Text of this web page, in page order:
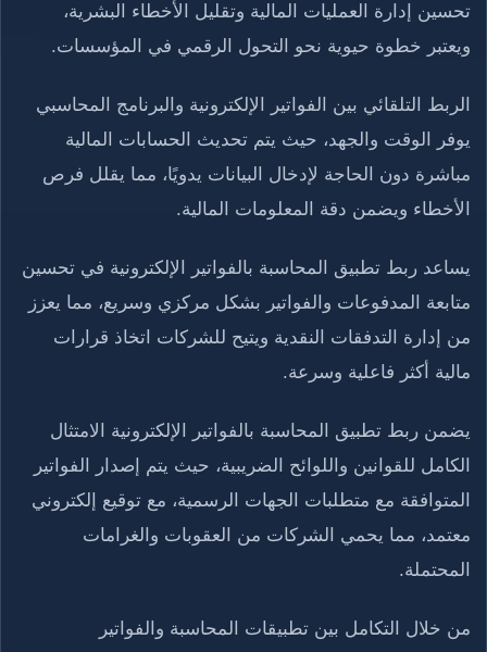
تحسين إدارة العمليات المالية وتقليل الأخطاء البشرية،
ويعتبر خطوة حيوية نحو التحول الرقمي في المؤسسات.
الربط التلقائي بين الفواتير الإلكترونية والبرنامج المحاسبي
يوفر الوقت والجهد، حيث يتم تحديث الحسابات المالية
مباشرة دون الحاجة لإدخال البيانات يدويًا، مما يقلل فرص
الأخطاء ويضمن دقة المعلومات المالية.
يساعد ربط تطبيق المحاسبة بالفواتير الإلكترونية في تحسين
متابعة المدفوعات والفواتير بشكل مركزي وسريع، مما يعزز
من إدارة التدفقات النقدية ويتيح للشركات اتخاذ قرارات
مالية أكثر فاعلية وسرعة.
يضمن ربط تطبيق المحاسبة بالفواتير الإلكترونية الامتثال
الكامل للقوانين واللوائح الضريبية، حيث يتم إصدار الفواتير
المتوافقة مع متطلبات الجهات الرسمية، مع توقيع إلكتروني
معتمد، مما يحمي الشركات من العقوبات والغرامات
المحتملة.
من خلال التكامل بين تطبيقات المحاسبة والفواتير